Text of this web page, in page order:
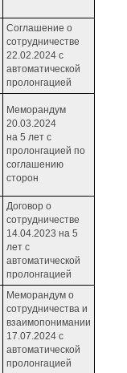
Соглашение о
сотрудничестве
22.02.2024 с
автоматической
пролонгацией
Меморандум
20.03.2024
на 5 лет с
пролонгацией по
соглашению
сторон
Договор о
сотрудничестве
14.04.2023 на 5
лет с
автоматической
пролонгацией
Меморандум о
сотрудничества и
взаимопонимании
17.07.2024 с
автоматической
пролонгацией